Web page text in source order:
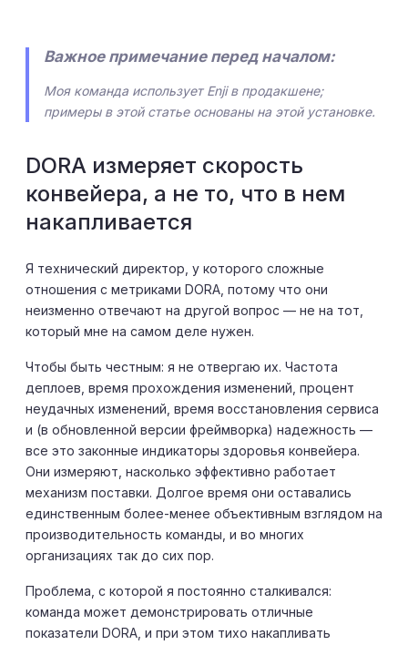
Важное примечание перед началом:
Моя команда использует Enji в продакшене;
примеры в этой статье основаны на этой установке.
DORA измеряет скорость
конвейера, а не то, что в нем
накапливается
Я технический директор, у которого сложные
отношения с метриками DORA, потому что они
неизменно отвечают на другой вопрос — не на тот,
который мне на самом деле нужен.
Чтобы быть честным: я не отвергаю их. Частота
деплоев, время прохождения изменений, процент
неудачных изменений, время восстановления сервиса
и (в обновленной версии фреймворка) надежность —
все это законные индикаторы здоровья конвейера.
Они измеряют, насколько эффективно работает
механизм поставки. Долгое время они оставались
единственным более-менее объективным взглядом на
производительность команды, и во многих
организациях так до сих пор.
Проблема, с которой я постоянно сталкивался:
команда может демонстрировать отличные
показатели DORA, и при этом тихо накапливать